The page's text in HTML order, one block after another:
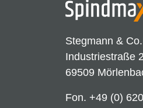
Stegmann &
Industriestraße
69509
Fon. +49 (0)